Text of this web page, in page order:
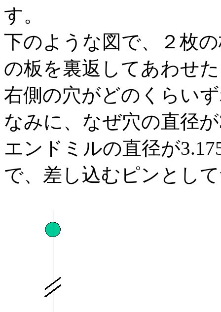
す。
下のような図で、２枚
の板を裏返してあわせ
右側の穴がどのくらい
なみに、なぜ穴の直径
エンドミルの直径が
で、差し込むピンとし